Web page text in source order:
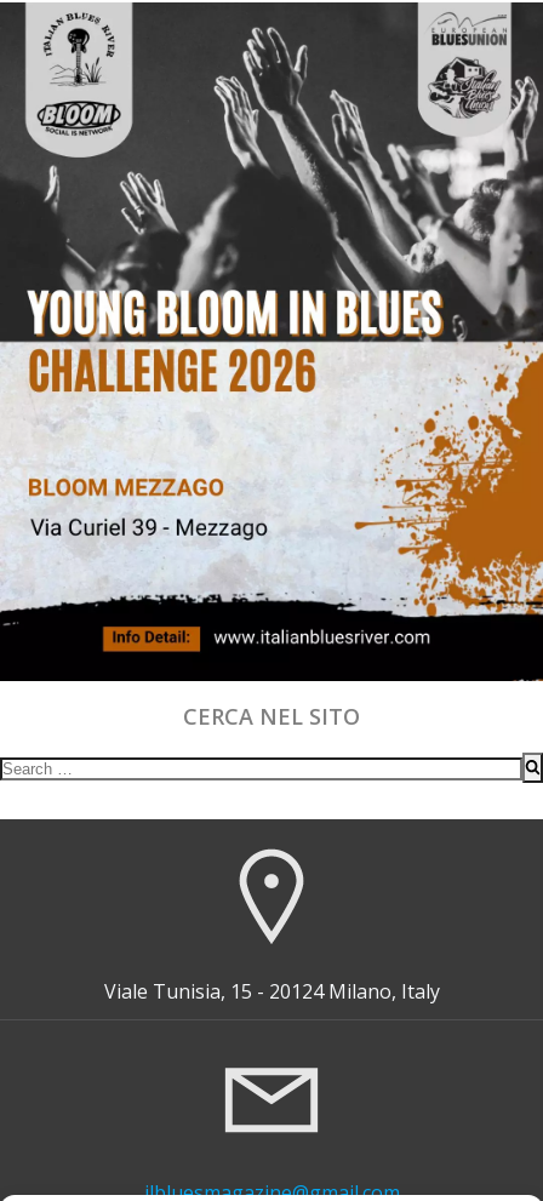
CERCA NEL SITO
Search
Viale Tunisia, 15 - 20124 Milano, Italy
ilbluesmagazine@gmail.com